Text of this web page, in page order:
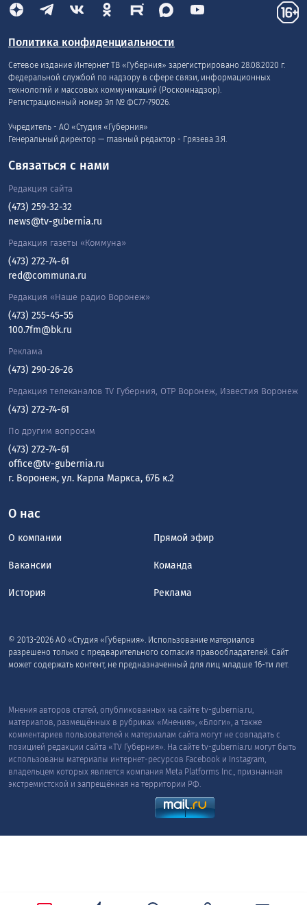
Политика конфиденциальности
Сетевое издание Интернет ТВ «Губерния» зарегистрировано 28.08.2020 г.
Федеральной службой по надзору в сфере связи, информационных
технологий и массовых коммуникаций (Роскомнадзор).
Регистрационный номер Эл № ФС77-79026.
Учредитель - АО «Студия «Губерния»
Генеральный директор — главный редактор - Грязева З.Я.
О нас
О компании Прямой эфир
Вакансии Команда
История Реклама
© 2013-2026 АО «Студия «Губерния». Использование материалов
разрешено только с предварительного согласия правообладателей. Сайт
может содержать контент, не предназначенный для лиц младше 16-ти лет.
Связаться с нами
Редакция сайта
(473) 259-32-32
news@tv-gubernia.ru
Редакция газеты «Коммуна»
(473) 272-74-61
red@communa.ru
Редакция «Наше радио Воронеж»
(473) 255-45-55
100.7fm@bk.ru
Реклама
(473) 290-26-26
Редакция телеканалов TV Губерния, ОТР Воронеж, Известия Воронеж
(473) 272-74-61
По другим вопросам
(473) 272-74-61
office@tv-gubernia.ru
г. Воронеж, ул. Карла Маркса, 67Б к.2
Мнения авторов статей, опубликованных на сайте tv-gubernia.ru,
материалов, размещённых в рубриках «Мнения», «Блоги», а также
комментариев пользователей к материалам сайта могут не совпадать с
позицией редакции сайта «TV Губерния». На сайте tv-gubernia.ru могут быть
использованы материалы интернет-ресурсов Facebook и Instagram,
владельцем которых является компания Meta Platforms Inc., признанная
экстремистской и запрещённая на территории РФ.